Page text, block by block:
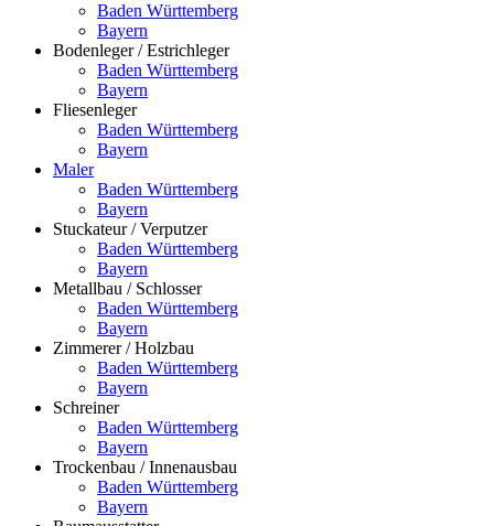
Baden Württemberg
Bayern
Bodenleger / Estrichleger
Baden Württemberg
Bayern
Fliesenleger
Baden Württemberg
Bayern
Maler
Baden Württemberg
Bayern
Stuckateur / Verputzer
Baden Württemberg
Bayern
Metallbau / Schlosser
Baden Württemberg
Bayern
Zimmerer / Holzbau
Baden Württemberg
Bayern
Schreiner
Baden Württemberg
Bayern
Trockenbau / Innenausbau
Baden Württemberg
Bayern